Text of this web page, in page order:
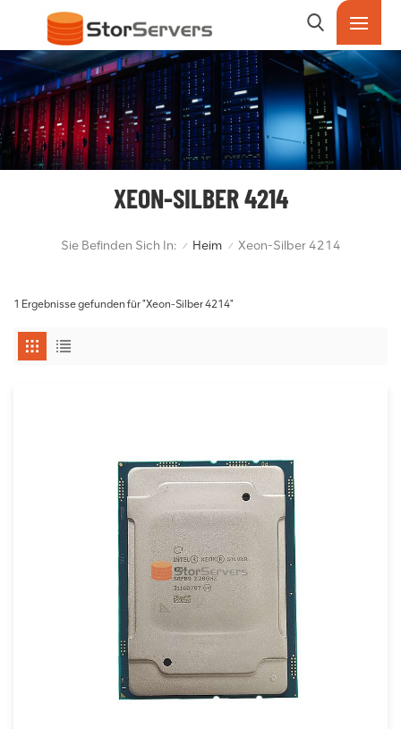
XEON-SILBER 4214
Sie Befinden Sich In: / Heim / Xeon-Silber 4214
1 Ergebnisse gefunden für "Xeon-Silber 4214"